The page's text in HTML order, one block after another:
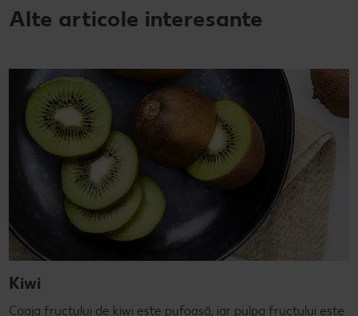
Alte articole interesante
Kiwi
Coaja fructului de kiwi este pufoasă, iar pulpa fructului este